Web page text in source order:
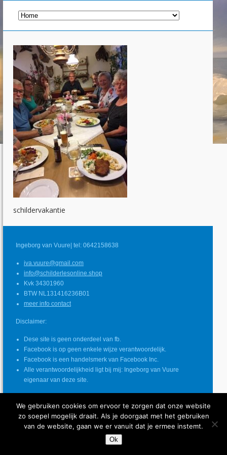
schildervakantie
Ingeborg van Vuure| tel: 0642158638
iva.vuure@gmail.com
info@schilderlesonline.shop
Kvk 34301960
BTW NL131416236B01
meer info contact
Disclaimer:
Dese site is geen onderdeel van fb.
Facebook is op geen enkele wijze verantwoordelijk.
Facebook is een handelsmerk van Facebook Inc.
Alle verantwoordelijkheid ligt bij mij: Ingeborg van Vuure
eigenaar van deze site.
© COPYRIGHT SCHILDERLES ONLINE
We gebruiken cookies om ervoor te zorgen dat onze website
zo soepel mogelijk draait. Als je doorgaat met het gebruiken
van de website, gaan we er vanuit dat je ermee instemt.
Ok